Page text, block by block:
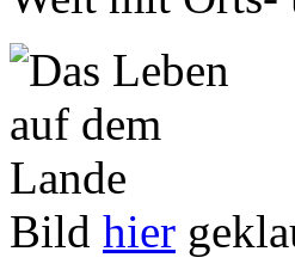
Bild hier